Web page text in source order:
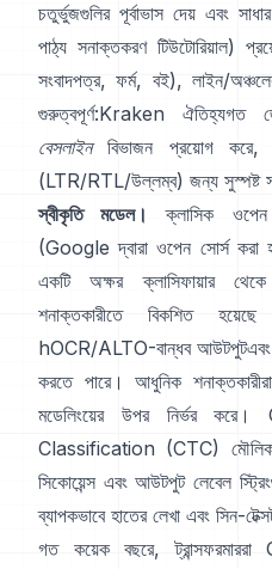
চতুর্ভুজগুলির পূর্বাভাস দেয় এবং
পাঠ্য সনাক্তকরণ টিউটোরিয়াল)
সংবাদপত্র, ফর্ম, বই), লাইন/
গুরুত্বপূর্ণ:Kraken
ঐতিহ্যগত
বেসলাইনবিভাজন প্রয়োগ করে,
(LTR/RTL/উল্লম্ব) জন্য সুস্পষ্ট
স্বীকৃতি মডেল।
ক্লাসিক ওপেন
(Google দ্বারা ওপেন সোর্স করা
একটি অক্ষর ক্লাসিফায়ার
শনাক্তকারীতে বিকশিত
hOCR/ALTO-বান্ধব আউটপুট
করতে পারে। আধুনিক
মডেলিংয়ের উপর নির্ভর করে।
Classification (CTC)
সিকোয়েন্স এবং আউটপুট লেবেল
ব্যাপকভাবে হাতের লেখা এবং সিন-
গত কয়েক বছরে,